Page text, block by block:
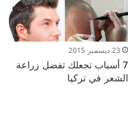
23 ديسمبر 2015
7 أسباب تجعلك تفضل زراعة
الشعر في تركيا